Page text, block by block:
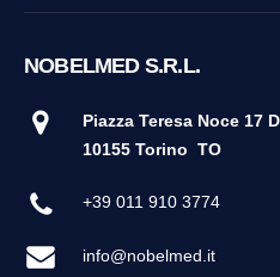
NOBELMED S.R.L.
Piazza Teresa Noce 17 D
10155 Torino TO
+39 011 910 3774
info@nobelmed.it